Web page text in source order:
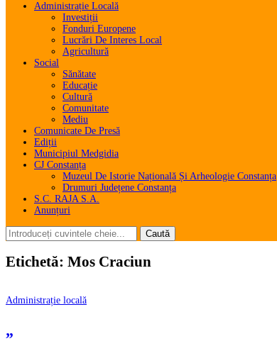
Administrație Locală
Investiții
Fonduri Europene
Lucrări De Interes Local
Agricultură
Social
Sănătate
Educație
Cultură
Comunitate
Mediu
Comunicate De Presă
Ediții
Municipiul Medgidia
CJ Constanța
Muzeul De Istorie Națională Și Arheologie Constanța
Drumuri Județene Constanța
S.C. RAJA S.A.
Anunțuri
Etichetă: Mos Craciun
Administrație locală
„